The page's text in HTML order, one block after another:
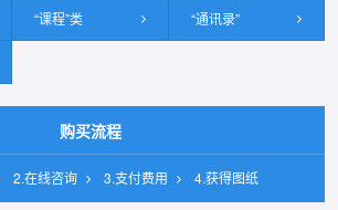
“课程”类 “通讯录”
购买流程
2.在线咨询 3.支付费用 4.获得图纸